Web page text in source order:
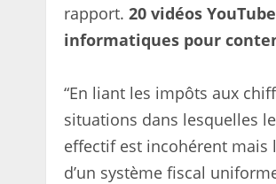
rapport. 20 vidéos
informatiques pour
“En liant les impôts aux
situations dans lesquelles
effectif est incohérent mais
d’un système fiscal